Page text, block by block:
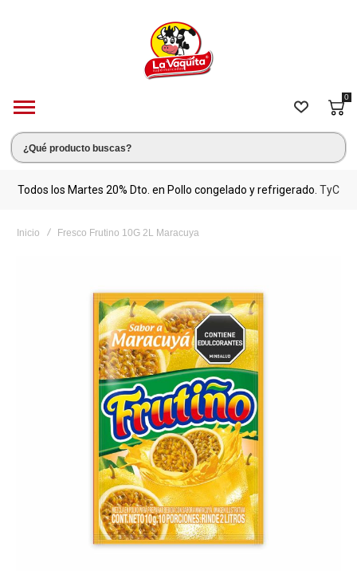
0
Todos los Martes 20% Dto. en Pollo congelado y refrigerado. TyC
Inicio Fresco Frutino 10G 2L Maracuya